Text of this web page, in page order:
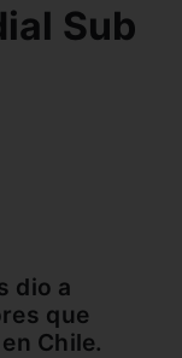
Sub
dio a
que
Chile.